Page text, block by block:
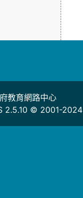
教育網路中心
2.5.10 © 2001-2024